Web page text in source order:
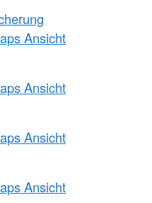
Ansicht
Ansicht
Ansicht
Ansicht